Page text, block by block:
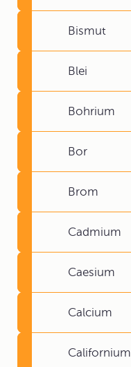
Bismut
Blei
Bohrium
Bor
Brom
Cadmium
Caesium
Calcium
Californium